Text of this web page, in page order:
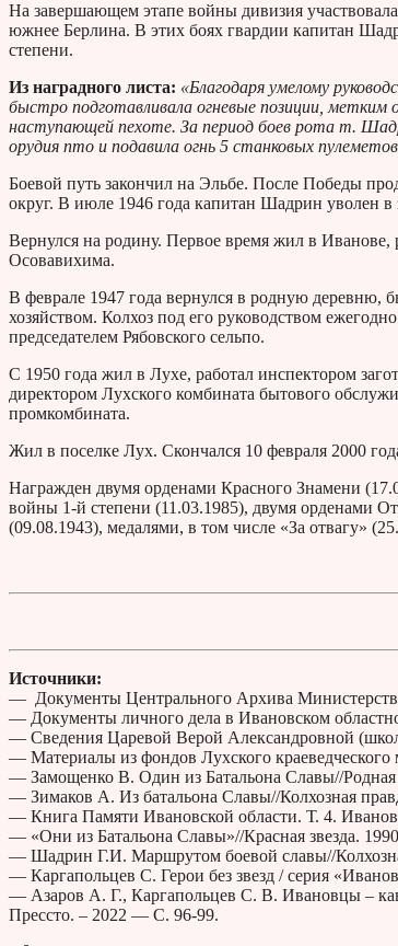
На завершающем этапе войны дивизия
южнее Берлина. В этих боях гвардии капитан
степени.
Из наградного листа: «Благодаря умелому
быстро подготавливала огневые позиции,
наступающей пехоте. За период боев рота т.
орудия пто и подавила огнь 5 станковых
Боевой путь закончил на Эльбе. После Победы
округ. В июле 1946 года капитан Шадрин уволен в
Вернулся на родину. Первое время жил в Иванове,
Осовавихима.
В феврале 1947 года вернулся в родную деревню,
хозяйством. Колхоз под его руководством
председателем Рябовского сельпо.
С 1950 года жил в Лухе, работал инспектором
директором Лухского комбината бытового
промкомбината.
Жил в поселке Лух. Скончался 10 февраля 2000
Награжден двумя орденами Красного Знамени
войны 1-й степени (11.03.1985), двумя орденами
(09.08.1943), медалями, в том числе «За отвагу»
Источники:
— Документы Центрального Архива
— Документы личного дела в Ивановском
— Сведения Царевой Верой Александровной
— Материалы из фондов Лухского краеведческого
— Замощенко В. Один из Батальона Славы//
— Зимаков А. Из батальона Славы//Колхозная
— Книга Памяти Ивановской области. Т. 4.
— «Они из Батальона Славы»//Красная звезда.
— Шадрин Г.И. Маршрутом боевой славы//
— Каргапольцев С. Герои без звезд / серия
— Азаров А. Г., Каргапольцев С. В. Ивановцы –
Прессто. – 2022 — С. 96-99.